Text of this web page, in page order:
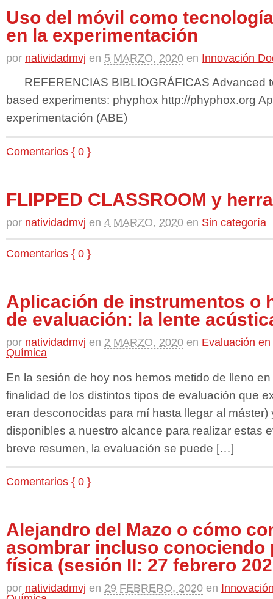
Uso del móvil como
en la experimentación
por natividadmvj en 5 MARZO, 2020 en Innovación
REFERENCIAS BIBLIOGRÁFICAS Advanced
based experiments: phyphox http://phyphox.org
experimentación (ABE)
Comentarios { 0 }
FLIPPED CLASSROOM y
por natividadmvj en 4 MARZO, 2020 en Sin categoría
Comentarios { 0 }
Aplicación de instrumentos o
de evaluación: la lente
por natividadmvj en 2 MARZO, 2020 en Evaluación
Química
En la sesión de hoy nos hemos metido de lleno
finalidad de los distintos tipos de evaluación que
eran desconocidas para mí hasta llegar al máster)
disponibles a nuestro alcance para realizar estas
breve resumen, la evaluación se puede […]
Comentarios { 0 }
Alejandro del Mazo o cómo
asombrar incluso conociendo
física (sesión II: 27 febrero
por natividadmvj en 29 FEBRERO, 2020 en